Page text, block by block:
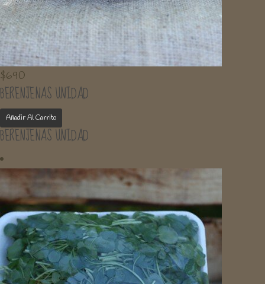
$690
BERENJENAS UNIDAD
Añadir Al Carrito
BERENJENAS UNIDAD